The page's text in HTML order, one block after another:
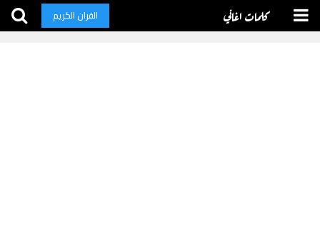
كلمات اغاني القران الكريم